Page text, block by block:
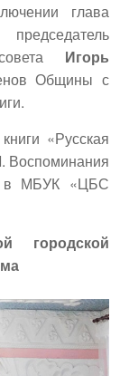
глава
Игорь
Общины с
«Русская
Воспоминания
в МБУК «ЦБС
городской